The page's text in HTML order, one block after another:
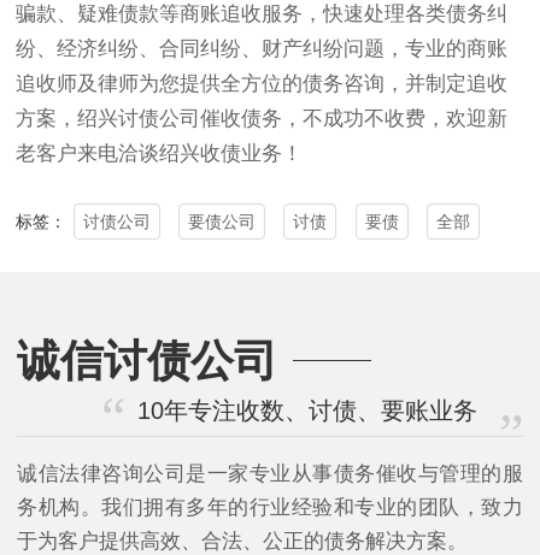
骗款、疑难债款等商账追收服务，快速处理各类债务纠
纷、经济纠纷、合同纠纷、财产纠纷问题，专业的商账
追收师及律师为您提供全方位的债务咨询，并制定追收
方案，绍兴讨债公司催收债务，不成功不收费，欢迎新
老客户来电洽谈绍兴收债业务！
标签： 讨债公司 要债公司 讨债 要债 全部
诚信讨债公司
10年专注收数、讨债、要账业务
诚信法律咨询公司是一家专业从事债务催收与管理的服
务机构。我们拥有多年的行业经验和专业的团队，致力
于为客户提供高效、合法、公正的债务解决方案。